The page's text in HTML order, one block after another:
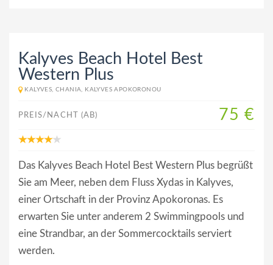
Kalyves Beach Hotel Best
Western Plus
KALYVES, CHANIA, KALYVES APOKORONOU
PREIS/NACHT (AB) 75 €
Das Kalyves Beach Hotel Best Western Plus begrüßt
Sie am Meer, neben dem Fluss Xydas in Kalyves,
einer Ortschaft in der Provinz Apokoronas. Es
erwarten Sie unter anderem 2 Swimmingpools und
eine Strandbar, an der Sommercocktails serviert
werden.